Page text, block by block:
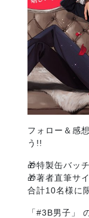
フォロー＆感
う!!
🎁特製缶バッ
🎁著者直筆サ
合計10名様に
「#3B男子」